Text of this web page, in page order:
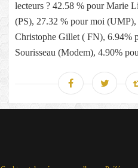
lecteurs ? 42.58 % pour Marie
(PS), 27.32 % pour moi (UMP),
Christophe Gillet ( FN), 6.94%
Sourisseau (Modem), 4.90%